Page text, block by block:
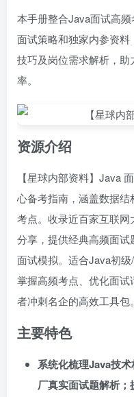
本手册整合Java面试高
面试策略和独家内参资
技巧及岗位需求解析，
率。
资源介绍
【星球内部资料】Java
心备考指南，涵盖数据
考点。收录近百家互联
分享，提供经典高频面
面试模拟。适合Java初
掌握高频考点、优化面
者冲刺名企的高效工具包。
主要特色
系统化梳理Java技
厂真实面试题解析